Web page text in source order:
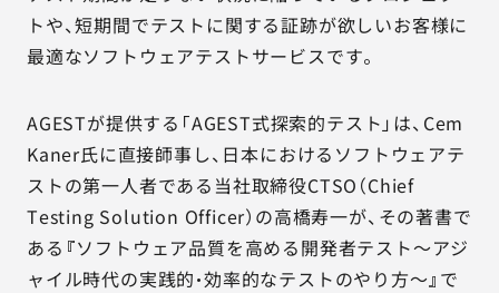
トや、短期間でテストに関する証跡が欲しいお客様に
最適なソフトウェアテストサービスです。
AGESTが提供する「AGEST式探索的テスト」は、Cem
Kaner氏に直接師事し、日本におけるソフトウェアテ
ストの第一人者である当社取締役CTSO（Chief
Testing Solution Officer）の高橋寿一が、その著書で
ある『ソフトウェア品質を高める開発者テスト～アジ
ャイル時代の実践的・効率的なテストのやり方～』で